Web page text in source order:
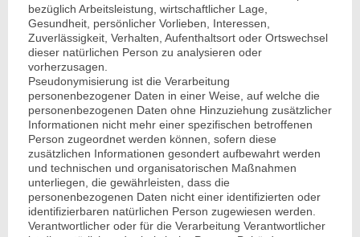
bezüglich Arbeitsleistung, wirtschaftlicher Lage,
Gesundheit, persönlicher Vorlieben, Interessen,
Zuverlässigkeit, Verhalten, Aufenthaltsort oder Ortswechsel
dieser natürlichen Person zu analysieren oder
vorherzusagen.
Pseudonymisierung ist die Verarbeitung
personenbezogener Daten in einer Weise, auf welche die
personenbezogenen Daten ohne Hinzuziehung zusätzlicher
Informationen nicht mehr einer spezifischen betroffenen
Person zugeordnet werden können, sofern diese
zusätzlichen Informationen gesondert aufbewahrt werden
und technischen und organisatorischen Maßnahmen
unterliegen, die gewährleisten, dass die
personenbezogenen Daten nicht einer identifizierten oder
identifizierbaren natürlichen Person zugewiesen werden.
Verantwortlicher oder für die Verarbeitung Verantwortlicher